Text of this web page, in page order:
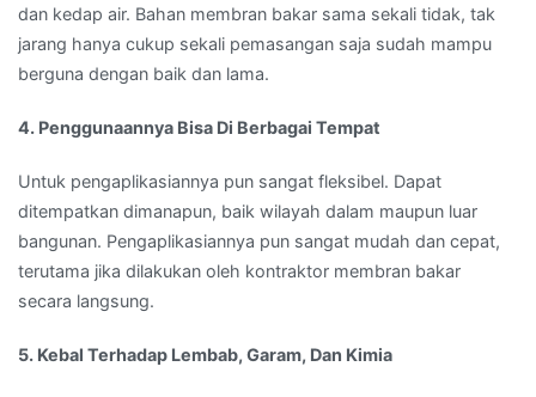
dan kedap air. Bahan membran bakar sama sekali tidak, tak
jarang hanya cukup sekali pemasangan saja sudah mampu
berguna dengan baik dan lama.
4. Penggunaannya Bisa Di Berbagai Tempat
Untuk pengaplikasiannya pun sangat fleksibel. Dapat
ditempatkan dimanapun, baik wilayah dalam maupun luar
bangunan. Pengaplikasiannya pun sangat mudah dan cepat,
terutama jika dilakukan oleh kontraktor membran bakar
secara langsung.
5. Kebal Terhadap Lembab, Garam, Dan Kimia